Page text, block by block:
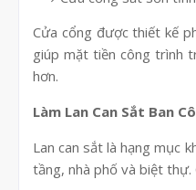
Cửa cổng được thiết kế
giúp mặt tiền công trình
hơn.
Làm Lan Can Sắt Ban
Lan can sắt là hạng mục
tầng, nhà phố và biệt thự.